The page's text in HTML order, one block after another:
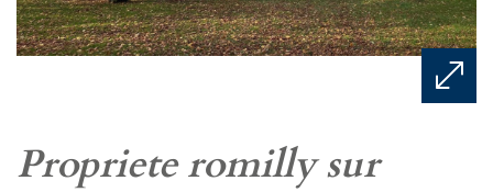
propriete romilly sur